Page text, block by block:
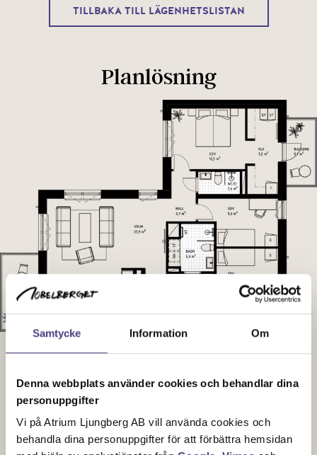
Samtycke Information Om
Denna webbplats använder cookies och behandlar dina
personuppgifter
Vi på Atrium Ljungberg AB vill använda cookies och
behandla dina personuppgifter för att förbättra hemsidan
TILLBAKA TILL LÄGENHETSLISTAN
Planlösning
Sektionsplan